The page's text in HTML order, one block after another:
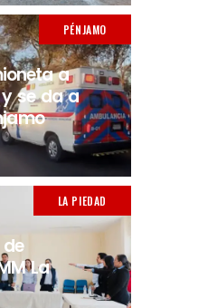
PÉNJAMO
a
se da a
LA PIEDAD
La